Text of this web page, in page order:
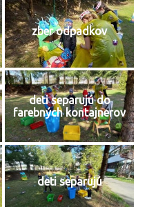
zber odpadkov
deti separujú do
farebných kontajnerov
deti separujú